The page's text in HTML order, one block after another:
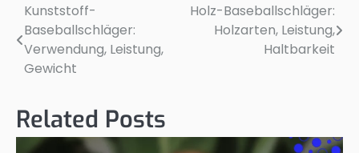
Post
navigation
Kunststoff-
Baseballschläger:
Verwendung, Leistung,
Gewicht
Holz-Baseballschläger:
Holzarten, Leistung,
Haltbarkeit
Related Posts